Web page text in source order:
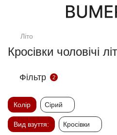
Літо
Кросівки чоловічі
Фільтр 2
Колір Сірий
Вид взуття: Кросівки